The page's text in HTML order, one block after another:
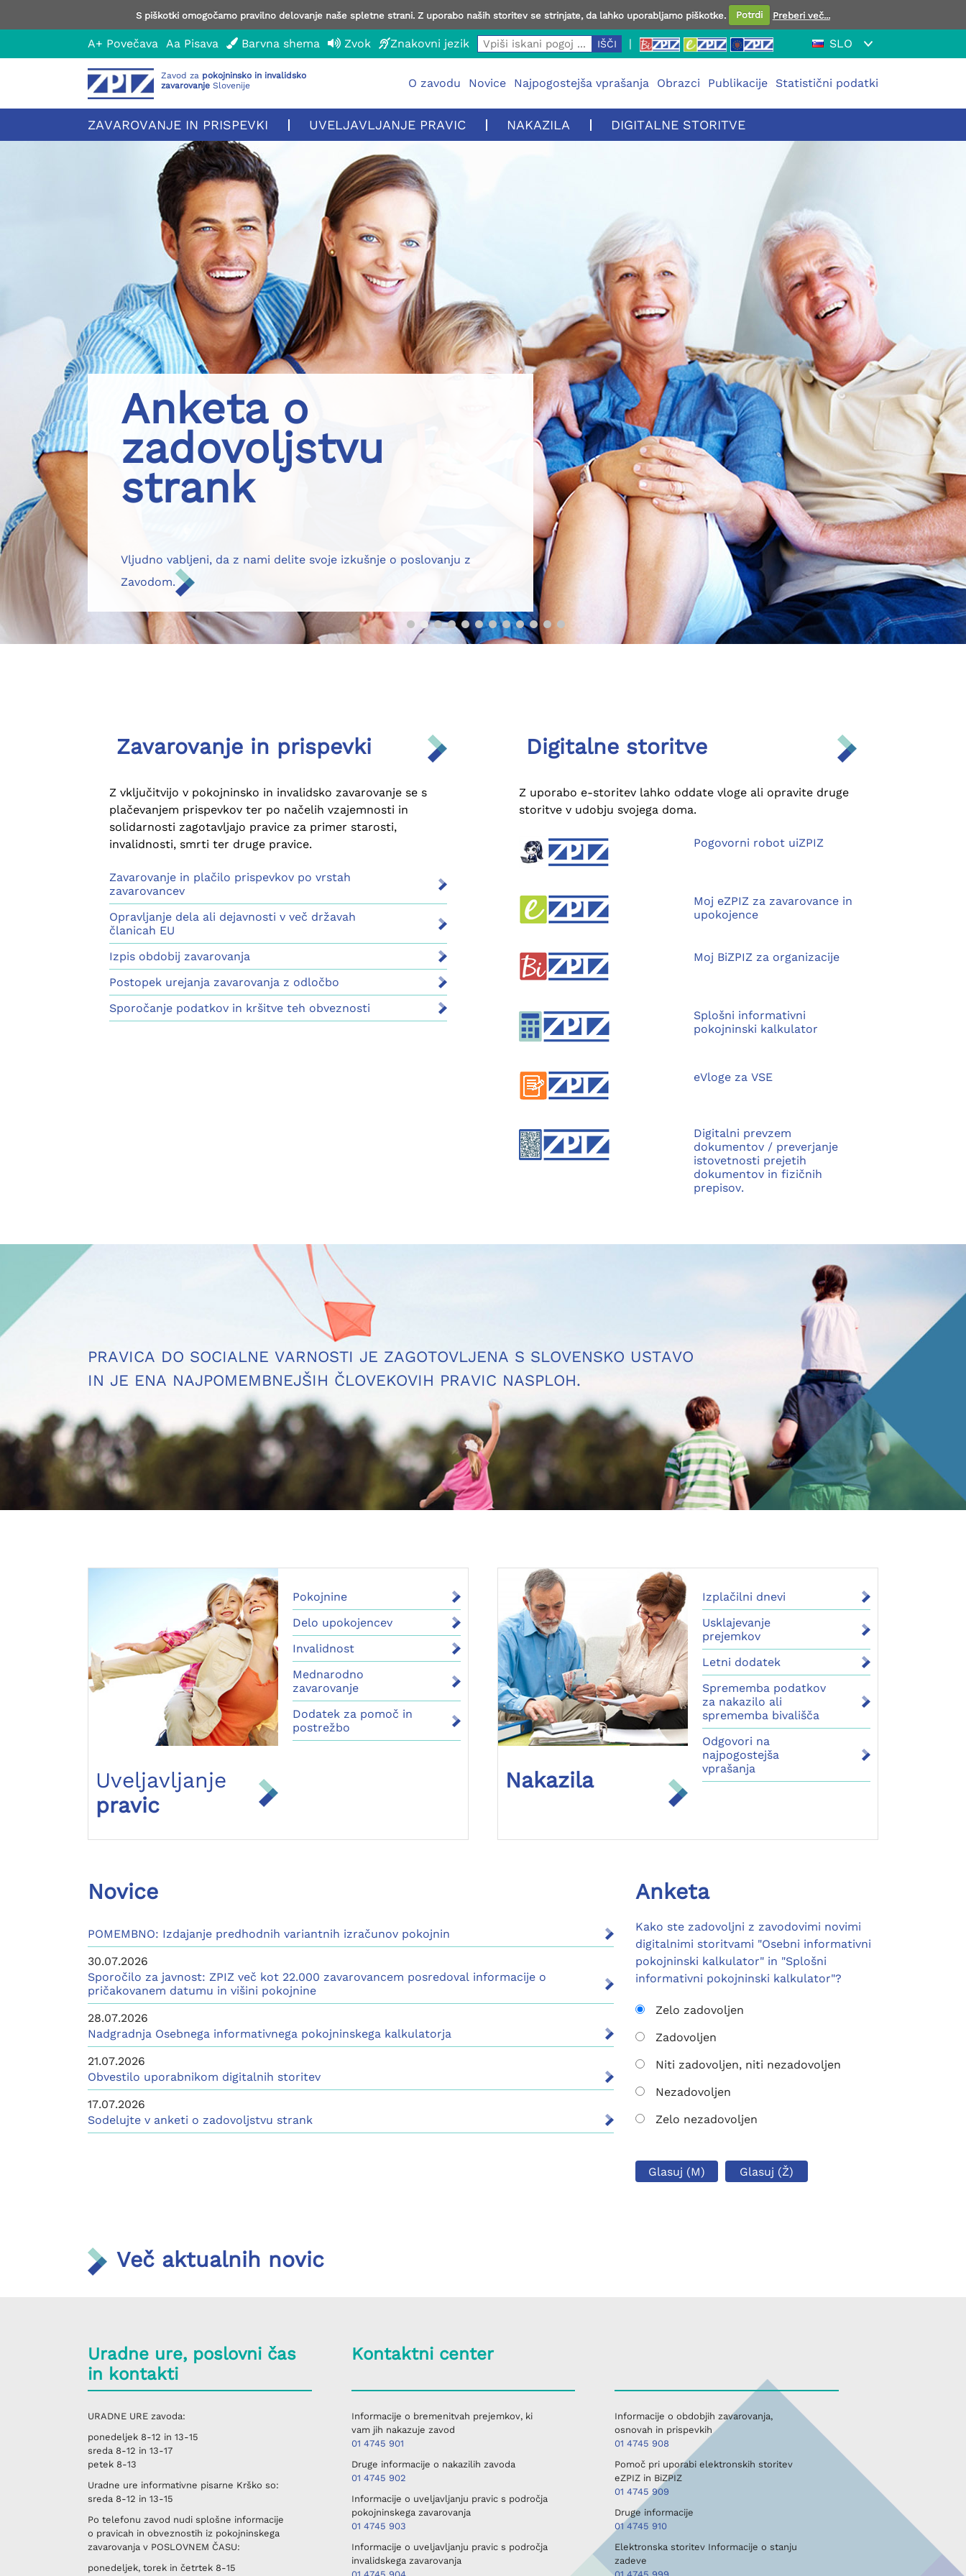
S piškotki omogočamo pravilno delovanje naše spletne strani. Z uporabo naših storitev se strinjate, da lahko uporabljamo piškotke. Potrdi Preberi več...
A+ Povečava Aa Pisava Barvna shema Zvok Znakovni jezik | SLO
Zavod za pokojninsko in invalidsko
zavarovanje Slovenije O zavodu Novice Najpogostejša vprašanja Obrazci Publikacije Statistični podatki
ZAVAROVANJE IN PRISPEVKI UVELJAVLJANJE PRAVIC NAKAZILA DIGITALNE STORITVE
Anketa o
zadovoljstvu
strank
Vljudno vabljeni, da z nami delite svoje izkušnje o poslovanju z
Zavodom.
Zavarovanje in prispevki
Z vključitvijo v pokojninsko in invalidsko zavarovanje se s
plačevanjem prispevkov ter po načelih vzajemnosti in
solidarnosti zagotavljajo pravice za primer starosti,
invalidnosti, smrti ter druge pravice.
Zavarovanje in plačilo prispevkov po vrstah
zavarovancev
Opravljanje dela ali dejavnosti v več državah
članicah EU
Izpis obdobij zavarovanja
Postopek urejanja zavarovanja z odločbo
Sporočanje podatkov in kršitve teh obveznosti
Digitalne storitve
Z uporabo e-storitev lahko oddate vloge ali opravite druge
storitve v udobju svojega doma.
Pogovorni robot uiZPIZ
Moj eZPIZ za zavarovance in
upokojence
Moj BiZPIZ za organizacije
Splošni informativni
pokojninski kalkulator
eVloge za VSE
Digitalni prevzem
dokumentov / preverjanje
istovetnosti prejetih
dokumentov in fizičnih
prepisov.
PRAVICA DO SOCIALNE VARNOSTI JE ZAGOTOVLJENA S SLOVENSKO USTAVO
IN JE ENA NAJPOMEMBNEJŠIH ČLOVEKOVIH PRAVIC NASPLOH.
Uveljavljanje
pravic
Pokojnine
Delo upokojencev
Invalidnost
Mednarodno
zavarovanje
Dodatek za pomoč in
postrežbo
Nakazila
Izplačilni dnevi
Usklajevanje
prejemkov
Letni dodatek
Sprememba podatkov
za nakazilo ali
sprememba bivališča
Odgovori na
najpogostejša
vprašanja
Novice
POMEMBNO: Izdajanje predhodnih variantnih izračunov pokojnin
30.07.2026
Sporočilo za javnost: ZPIZ več kot 22.000 zavarovancem posredoval informacije o
pričakovanem datumu in višini pokojnine
28.07.2026
Nadgradnja Osebnega informativnega pokojninskega kalkulatorja
21.07.2026
Obvestilo uporabnikom digitalnih storitev
17.07.2026
Sodelujte v anketi o zadovoljstvu strank
Anketa
Kako ste zadovoljni z zavodovimi novimi
digitalnimi storitvami "Osebni informativni
pokojninski kalkulator" in "Splošni
informativni pokojninski kalkulator"?
Zelo zadovoljen
Zadovoljen
Niti zadovoljen, niti nezadovoljen
Nezadovoljen
Zelo nezadovoljen
Glasuj (M) Glasuj (Ž)
Več aktualnih novic
Uradne ure, poslovni čas
in kontakti
URADNE URE zavoda:
ponedeljek 8-12 in 13-15
sreda 8-12 in 13-17
petek 8-13
Uradne ure informativne pisarne Krško so:
sreda 8-12 in 13-15
Po telefonu zavod nudi splošne informacije
o pravicah in obveznostih iz pokojninskega
zavarovanja v POSLOVNEM ČASU:
ponedeljek, torek in četrtek 8-15
Kontaktni center
Informacije o bremenitvah prejemkov, ki
vam jih nakazuje zavod
01 4745 901
Druge informacije o nakazilih zavoda
01 4745 902
Informacije o uveljavljanju pravic s področja
pokojninskega zavarovanja
01 4745 903
Informacije o uveljavljanju pravic s področja
invalidskega zavarovanja
Informacije o obdobjih zavarovanja,
osnovah in prispevkih
01 4745 908
Pomoč pri uporabi elektronskih storitev
eZPIZ in BiZPIZ
01 4745 909
Druge informacije
01 4745 910
Elektronska storitev Informacije o stanju
zadeve